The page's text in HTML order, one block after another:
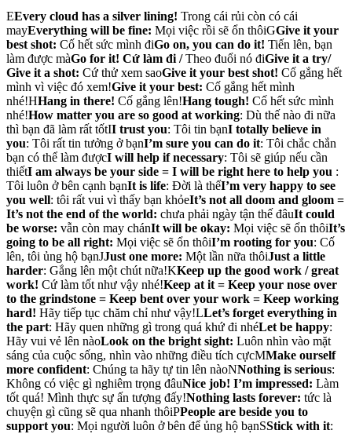
EEvery cloud has a silver lining! Trong cái rủi còn có cái
mayEverything will be fine: Mọi việc rồi sẽ ổn thôiGGive it your
best shot: Cố hết sức mình điGo on, you can do it! Tiến lên, bạn
làm được màGo for it! Cứ làm đi /Theo đuổi nó điGive it a try/
Give it a shot: Cứ thử xem saoGive it your best shot! Cố gắng hết
mình vì việc đó xem!Give it your best: Cố gắng hết mình
nhé!HHang in there! Cố gắng lên!Hang tough! Cố hết sức mình
nhé!How matter you are so good at working: Dù thế nào đi nữa
thì bạn đã làm rất tốtII trust you: Tôi tin bạnI totally believe in
you: Tôi rất tin tưởng ở bạnI’m sure you can do it: Tôi chắc chắn
bạn có thể làm đượcI will help if necessary: Tôi sẽ giúp nếu cần
thiếtI am always be your side = I will be right here to help you :
Tôi luôn ở bên cạnh bạnIt is life: Đời là thếI’m very happy to see
you well: tôi rất vui vì thấy bạn khỏeIt’s not all doom and gloom =
It’s not the end of the world: chưa phải ngày tận thế đâuIt could
be worse: vẫn còn may chánIt will be okay: Mọi việc sẽ ổn thôiIt’s
going to be all right: Mọi việc sẽ ổn thôiI’m rooting for you: Cố
lên, tôi ủng hộ bạnJJust one more: Một lần nữa thôiJust a little
harder: Gắng lên một chút nữa!KKeep up the good work /great
work! Cứ làm tốt như vậy nhé!Keep at it = Keep your nose over
to the grindstone = Keep bent over your work = Keep working
hard! Hãy tiếp tục chăm chỉ như vậy!LLet’s forget everything in
the part: Hãy quen những gì trong quá khứ đi nhéLet be happy:
Hãy vui vẻ lên nàoLook on the bright sight: Luôn nhìn vào mặt
sáng của cuộc sống, nhìn vào những điều tích cựcMMake ourself
more confident: Chúng ta hãy tự tin lên nàoNNothing is serious:
Không có việc gì nghiêm trọng đâuNice job! I’m impressed: Làm
tốt quá! Mình thực sự ấn tượng đấy!Nothing lasts forever: tức là
chuyện gì cũng sẽ qua nhanh thôiPPeople are beside you to
support you: Mọi người luôn ở bên để ủng hộ bạnSStick with it: